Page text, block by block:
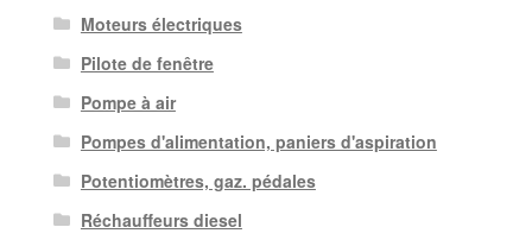
Moteurs électriques
Pilote de fenêtre
Pompe à air
Pompes d'alimentation, paniers d'aspiration
Potentiomètres, gaz. pédales
Réchauffeurs diesel